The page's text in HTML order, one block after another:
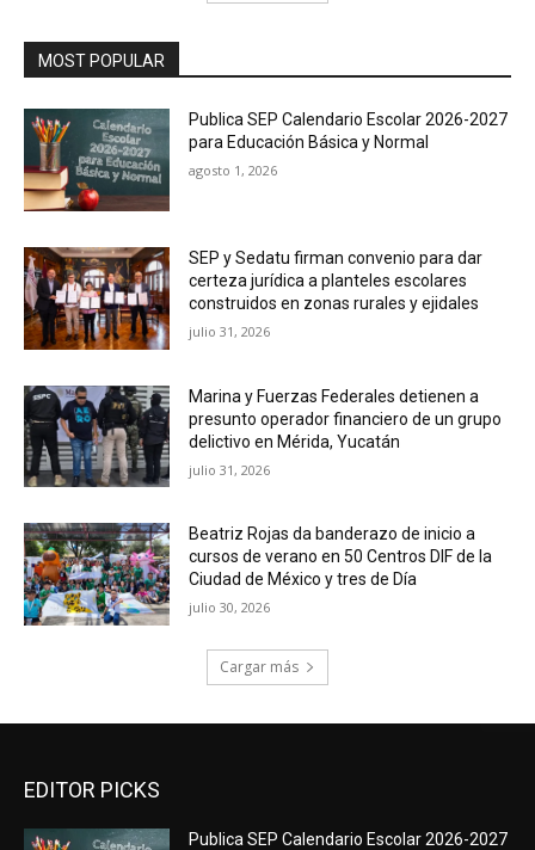
MOST POPULAR
Publica SEP Calendario Escolar 2026-2027
para Educación Básica y Normal
agosto 1, 2026
SEP y Sedatu firman convenio para dar
certeza jurídica a planteles escolares
construidos en zonas rurales y ejidales
julio 31, 2026
Marina y Fuerzas Federales detienen a
presunto operador financiero de un grupo
delictivo en Mérida, Yucatán
julio 31, 2026
Beatriz Rojas da banderazo de inicio a
cursos de verano en 50 Centros DIF de la
Ciudad de México y tres de Día
julio 30, 2026
Cargar más
EDITOR PICKS
Publica SEP Calendario Escolar 2026-2027